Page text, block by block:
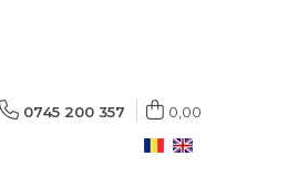
0745 200 357 0,00